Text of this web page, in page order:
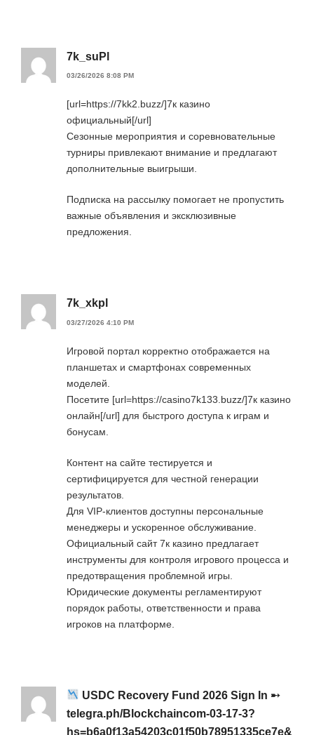
7k_suPl
03/26/2026 8:08 PM
[url=https://7kk2.buzz/]7к казино
официальный[/url]
Сезонные мероприятия и соревновательные
турниры привлекают внимание и предлагают
дополнительные выигрыши.
Подписка на рассылку помогает не пропустить
важные объявления и эксклюзивные
предложения.
7k_xkpl
03/27/2026 4:10 PM
Игровой портал корректно отображается на
планшетах и смартфонах современных
моделей.
Посетите [url=https://casino7k133.buzz/]7к казино
онлайн[/url] для быстрого доступа к играм и
бонусам.
Контент на сайте тестируется и
сертифицируется для честной генерации
результатов.
Для VIP-клиентов доступны персональные
менеджеры и ускоренное обслуживание.
Официальный сайт 7к казино предлагает
инструменты для контроля игрового процесса и
предотвращения проблемной игры.
Юридические документы регламентируют
порядок работы, ответственности и права
игроков на платформе.
USDC Recovery Fund 2026 Sign In ➸
telegra.ph/Blockchaincom-03-17-3?
hs=b6a0f13a54203c01f50b78951335ce7e&